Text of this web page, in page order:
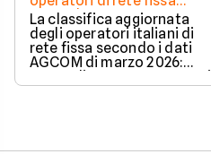
secondo AGCOM
La classifica aggiornata
degli operatori italiani di
rete fissa secondo i dati
AGCOM di marzo 2026:
quote di mercato, sorpassi
e new entry.